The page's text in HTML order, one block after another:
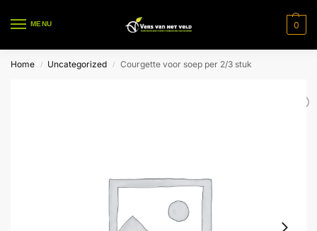
MENU 0
Home / Uncategorized / Courgette voor soep per 2/3 stuk